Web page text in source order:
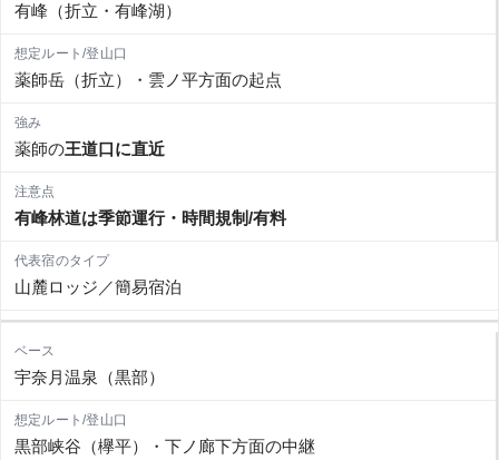
有峰（折立・有峰湖）
薬師岳（折立）・雲ノ平方面の起点
薬師の王道口に直近
有峰林道は季節運行・時間規制/有料
山麓ロッジ／簡易宿泊
宇奈月温泉（黒部）
黒部峡谷（欅平）・下ノ廊下方面の中継